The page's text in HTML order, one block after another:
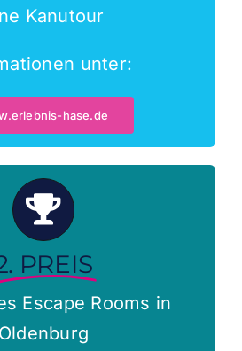
Kanutour
unter:
hase.de
PREIS
Escape Rooms in
Oldenburg